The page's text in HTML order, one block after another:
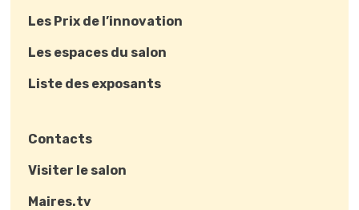
Les Prix de l’innovation
Les espaces du salon
Liste des exposants
Contacts
Visiter le salon
Maires.tv